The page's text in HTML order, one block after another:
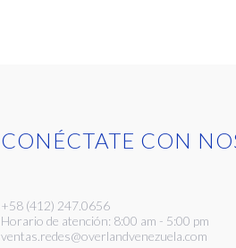
CONÉCTATE CON
+58 (412) 247.0656
Horario de atención: 8:00 am - 5:00 pm
ventas.redes@overlandvenezuela.com